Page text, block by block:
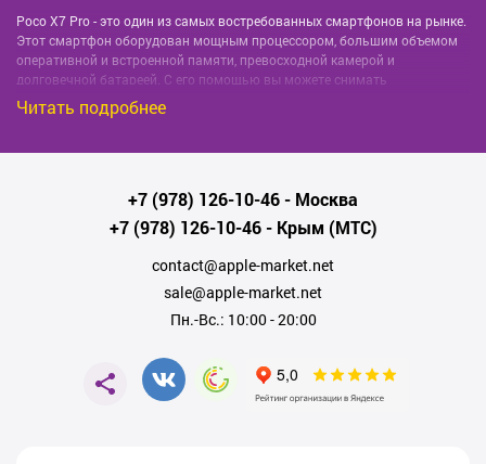
Poco X7 Pro - это один из самых востребованных смартфонов на рынке.
Этот смартфон оборудован мощным процессором, большим объемом
оперативной и встроенной памяти, превосходной камерой и
долговечной батареей. С его помощью вы можете снимать
высококачественные фотографии и видео, играть в игры, пользоваться
приложениями и многое другое.
обслуживание и прекрасные гарантийные обязательства.
Не упустите свой шанс купить Poco X7 Pro в городе Симферополе.
Оставьте заявку прямо сейчас, и наши консультанты свяжутся с вами,
чтобы обсудить детали вашего заказа. Оформление заказа занимает
всего несколько минут, а доставка осуществляется в короткие сроки.
Сделайте покупку у нас, и вы не пожалеете об этом!
пожалуйста, свяжитесь с нами по телефону
+7 (978) 126 10 46
всегда готовы помочь вам и ответить на все ваши вопросы.
Читать подробнее
+7 (978) 126-10-46- Москва
+7 (978) 126-10-46- Крым (МТС)
contact@apple-market.net
sale@apple-market.net
Пн.-Вс.: 10:00 - 20:00